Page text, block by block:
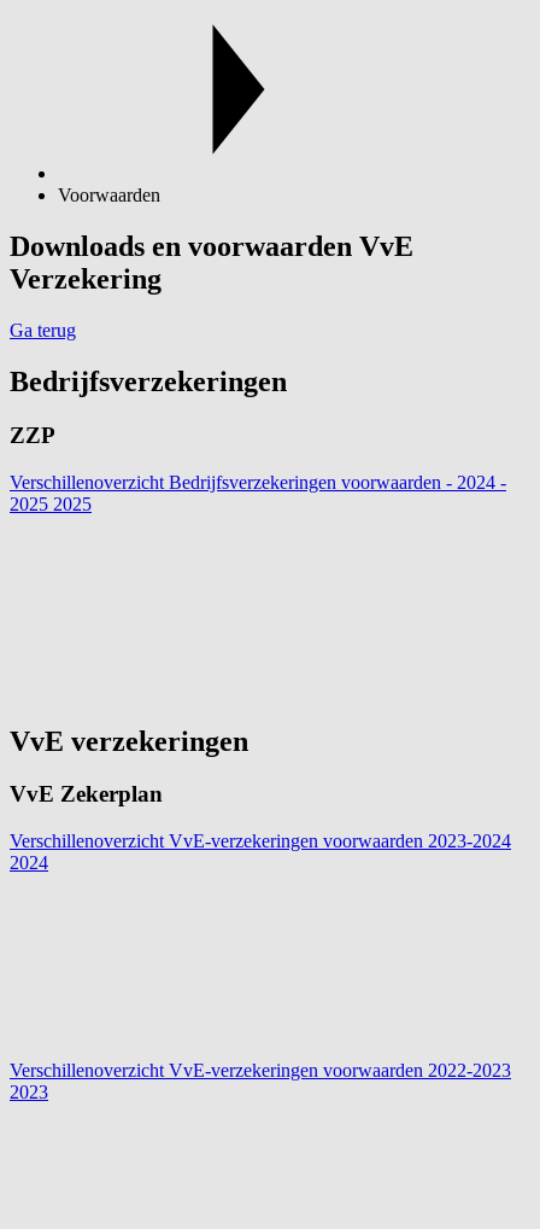
Voorwaarden
Downloads en voorwaarden VvE
Verzekering
Ga terug
Bedrijfsverzekeringen
ZZP
Verschillenoverzicht Bedrijfsverzekeringen voorwaarden - 2024 -
2025 2025
VvE verzekeringen
VvE Zekerplan
Verschillenoverzicht VvE-verzekeringen voorwaarden 2023-2024
2024
Verschillenoverzicht VvE-verzekeringen voorwaarden 2022-2023
2023